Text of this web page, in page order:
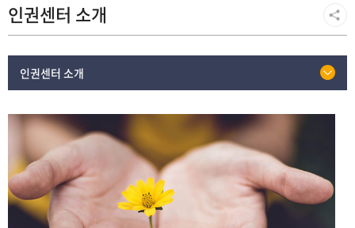
인권센터 소개
인권센터 소개